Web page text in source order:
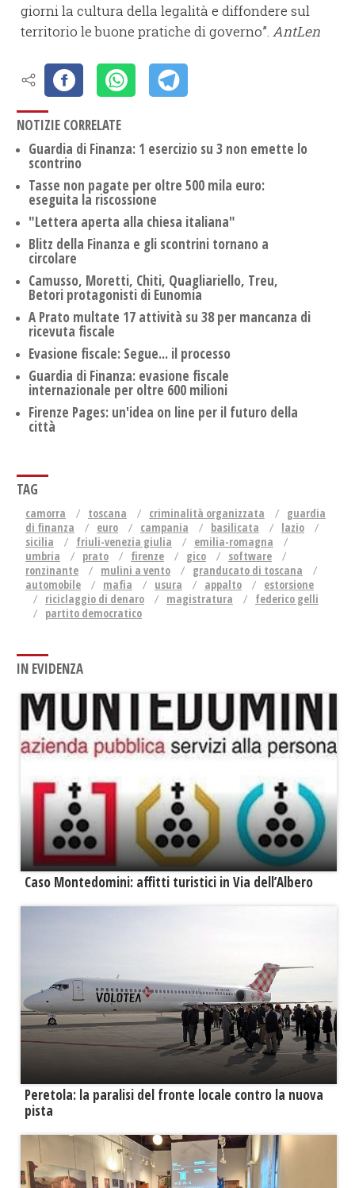
giorni la cultura della legalità e diffondere sul
territorio le buone pratiche di governo”. AntLen
NOTIZIE CORRELATE
Guardia di Finanza: 1 esercizio su 3 non emette lo
scontrino
Tasse non pagate per oltre 500 mila euro:
eseguita la riscossione
"Lettera aperta alla chiesa italiana"
Blitz della Finanza e gli scontrini tornano a
circolare
Camusso, Moretti, Chiti, Quagliariello, Treu,
Betori protagonisti di Eunomia
A Prato multate 17 attività su 38 per mancanza di
ricevuta fiscale
Evasione fiscale: Segue... il processo
Guardia di Finanza: evasione fiscale
internazionale per oltre 600 milioni
Firenze Pages: un'idea on line per il futuro della
città
TAG
camorra toscana criminalità organizzata
guardia
di finanza
euro campania basilicata
lazio
sicilia
friuli-venezia giulia
emilia-romagna
umbria
prato firenze gico
software
ronzinante
mulini a vento
granducato di toscana
automobile
mafia usura appalto
estorsione
riciclaggio di denaro
magistratura
federico gelli
partito democratico
IN EVIDENZA
Caso Montedomini: affitti turistici in Via dell’Albero
Peretola: la paralisi del fronte locale contro la nuova
pista